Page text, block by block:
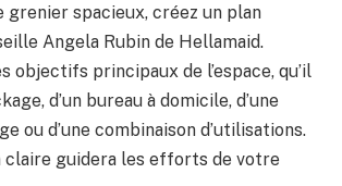
grenier spacieux, créez un plan
Angela Rubin de Hellamaid.
objectifs principaux de l’espace, qu’il
d’un bureau à domicile, d’une
ou d’une combinaison d’utilisations.
claire guidera les efforts de votre